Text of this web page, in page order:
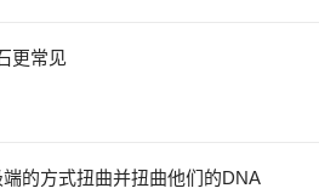
更常见
的方式扭曲并扭曲他们的DNA